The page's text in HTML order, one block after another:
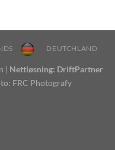
DEUTCHLAND
| Nettløsning: DriftPartner
FRC Photografy